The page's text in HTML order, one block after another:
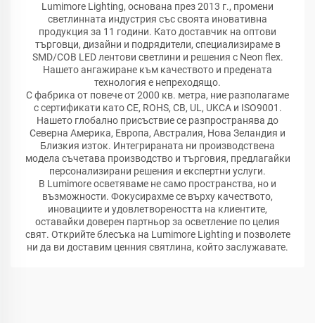
Lumimore Lighting, основана през 2013 г., промени
светлинната индустрия със своята иновативна
продукция за 11 години. Като доставчик на оптови
търговци, дизайни и подрядители, специализираме в
SMD/COB LED лентови светлини и решения с Neon flex.
Нашето ангажиране към качеството и предената
технология е непреходящо.
С фабрика от повече от 2000 кв. метра, ние разполагаме
с сертификати като CE, ROHS, CB, UL, UKCA и ISO9001.
Нашето глобално присъствие се разпространява до
Северна Америка, Европа, Австралия, Нова Зеландия и
Близкия изток. Интегрираната ни производствена
модела съчетава производство и търговия, предлагайки
персонализирани решения и експертни услуги.
В Lumimore осветяваме не само пространства, но и
възможности. Фокусирахме се върху качеството,
иновациите и удовлетвореността на клиентите,
оставайки доверен партньор за осветление по целия
свят. Открийте блесъка на Lumimore Lighting и позволете
ни да ви доставим ценния святлина, който заслужавате.